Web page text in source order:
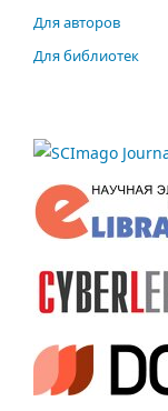
Для авторов
Для библиотек